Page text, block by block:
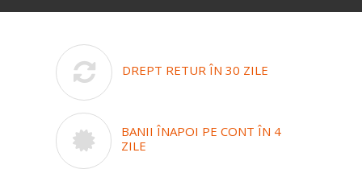
DREPT RETUR ÎN 30 ZILE
BANII ÎNAPOI PE CONT ÎN 4
ZILE